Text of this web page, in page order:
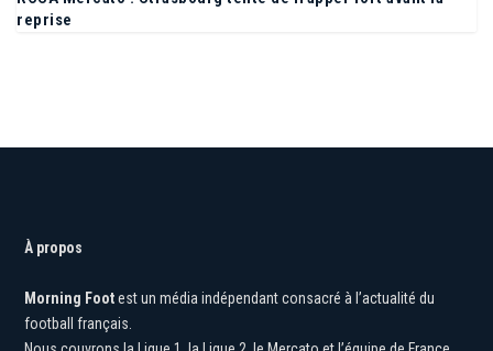
RCSA Mercato : Strasbourg tente de frapper fort avant la
reprise
À propos
Morning Foot
est un média indépendant consacré à l’actualité du
football français.